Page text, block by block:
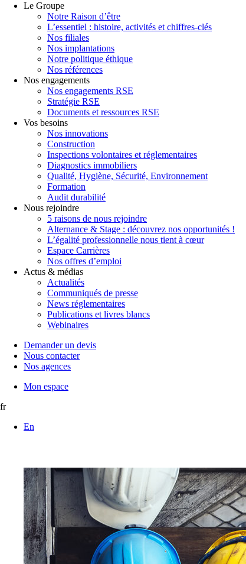
Le Groupe
Notre Raison d’être
L’essentiel : histoire, activités et chiffres-clés
Nos filiales
Nos implantations
Notre politique éthique
Nos références
Nos engagements
Nos engagements RSE
Stratégie RSE
Documents et ressources RSE
Vos besoins
Nos innovations
Construction
Inspections volontaires et réglementaires
Diagnostics immobiliers
Qualité, Hygiène, Sécurité, Environnement
Formation
Audit durabilité
Nous rejoindre
5 raisons de nous rejoindre
Alternance & Stage : découvrez nos opportunités !
L’égalité professionnelle nous tient à cœur
Espace Carrières
Nos offres d’emploi
Actus & médias
Actualités
Communiqués de presse
News réglementaires
Publications et livres blancs
Webinaires
Demander un devis
Nous contacter
Nos agences
Mon espace
fr
En